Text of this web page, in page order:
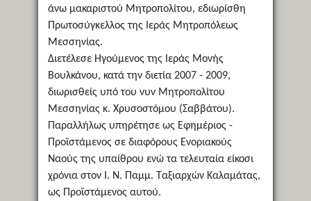
άνω μακαριστού Μητροπολίτου, εδιωρίσθη
Πρωτοσύγκελλος της Ιεράς Μητροπόλεως
Μεσσηνίας.
Διετέλεσε Ηγούμενος της Ιεράς Μονής
Βουλκάνου, κατά την διετία 2007 - 2009,
διωρισθείς υπό του νυν Μητροπολίτου
Μεσσηνίας κ. Χρυσοστόμου (Σαββάτου).
Παραλλήλως υπηρέτησε ως Εφημέριος -
Προϊστάμενος σε διαφόρους Ενοριακούς
Ναούς της υπαίθρου ενώ τα τελευταία είκοσι
χρόνια στον Ι. Ν. Παμμ. Ταξιαρχών Καλαμάτας,
ως Προϊστάμενος αυτού.